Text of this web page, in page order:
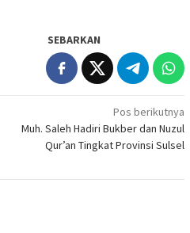
SEBARKAN
Pos berikutnya
Muh. Saleh Hadiri Bukber dan Nuzul
Qur’an Tingkat Provinsi Sulsel